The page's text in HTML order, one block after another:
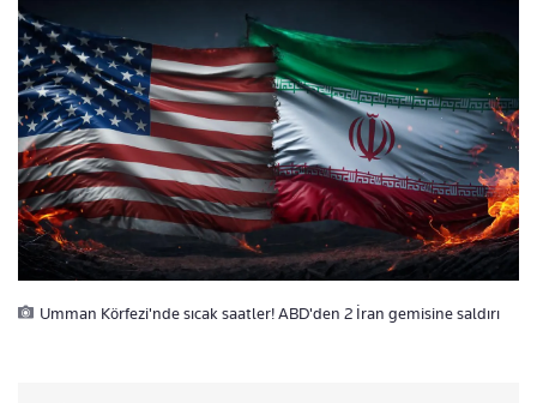
Umman Körfezi'nde sıcak saatler! ABD'den 2 İran gemisine saldırı